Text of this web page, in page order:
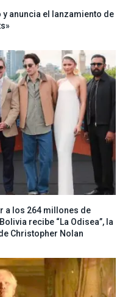
anuncia el lanzamiento de
a los 264 millones de
recibe “La Odisea”, la
Christopher Nolan